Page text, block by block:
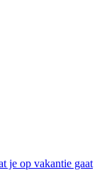
je op vakantie gaat